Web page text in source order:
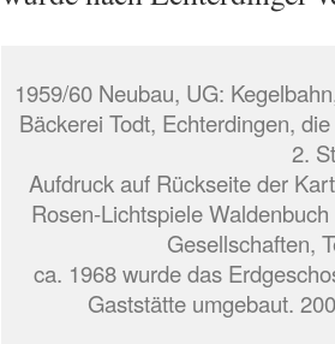
1959/60 Neubau, UG:
Bäckerei Todt, Echterdingen,
2.
Aufdruck auf Rückseite der
Rosen-Lichtspiele
Gesellschaften,
ca. 1968 wurde das
Gaststätte umgebaut.